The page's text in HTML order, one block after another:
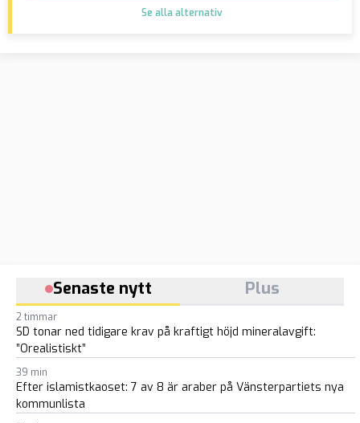
Se alla alternativ
Senaste nytt Plus
2 timmar
SD tonar ned tidigare krav på kraftigt höjd mineralavgift:
”Orealistiskt”
39 min
Efter islamistkaoset: 7 av 8 är araber på Vänsterpartiets nya
kommunlista